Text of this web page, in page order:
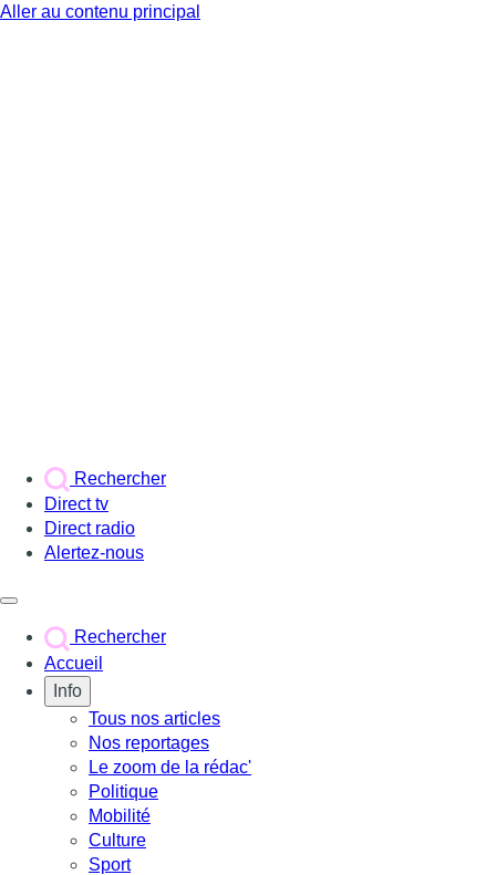
Aller au contenu principal
Rechercher
Direct tv
Direct radio
Alertez-nous
Rechercher
Accueil
Info
Tous nos articles
Nos reportages
Le zoom de la rédac'
Politique
Mobilité
Culture
Sport